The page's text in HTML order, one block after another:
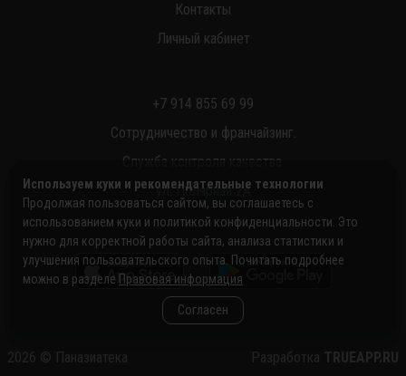
Контакты
Личный кабинет
+7 914 855 69 99
Сотрудничество и франчайзинг.
Служба контроля качества.
ул. Полярная 2А
2026 © Паназиатека Разработка TRUEAPP.RU
Используем куки и рекомендательные технологии
Продолжая пользоваться сайтом, вы соглашаетесь с
использованием куки и политикой конфиденциальности. Это
нужно для корректной работы сайта, анализа статистики и
улучшения пользовательского опыта. Почитать подробнее
можно в разделе Правовая информация
Согласен